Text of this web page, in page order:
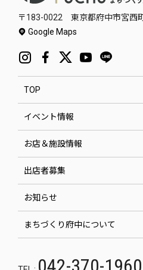
〒183-0022 東京都府中市宮西
Google Maps
TOP
イベント情報
お店＆施設情報
出店者募集
お知らせ
まちづくり府中について